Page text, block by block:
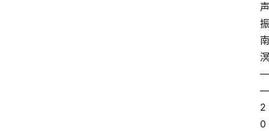
声
振
南
溟
—
—
2
0